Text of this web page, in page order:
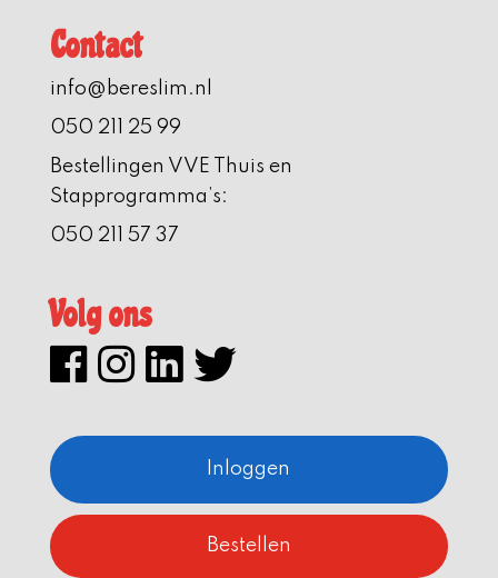
Contact
info@bereslim.nl
050 211 25 99
Bestellingen VVE Thuis en
Stapprogramma’s:
050 211 57 37
Volg ons
Inloggen
Bestellen